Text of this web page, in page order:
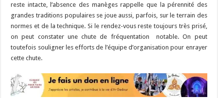
reste intacte, l’absence des manèges rappelle que la pérennité des
grandes traditions populaires se joue aussi, parfois, sur le terrain des
normes et de la technique. Si le rendez-vous reste toujours très prisé,
on peut constater une chute de fréquentation notable. On peut
toutefois souligner les efforts de l’équipe d’organisation pour enrayer
cette chute.